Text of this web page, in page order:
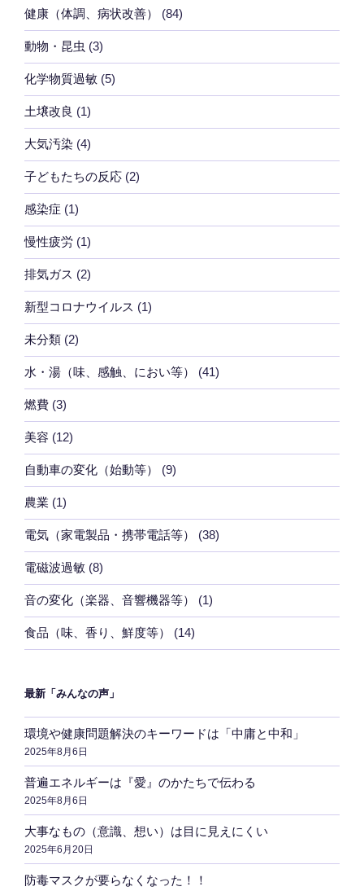
健康（体調、病状改善） (84)
動物・昆虫 (3)
化学物質過敏 (5)
土壌改良 (1)
大気汚染 (4)
子どもたちの反応 (2)
感染症 (1)
慢性疲労 (1)
排気ガス (2)
新型コロナウイルス (1)
未分類 (2)
水・湯（味、感触、におい等） (41)
燃費 (3)
美容 (12)
自動車の変化（始動等） (9)
農業 (1)
電気（家電製品・携帯電話等） (38)
電磁波過敏 (8)
音の変化（楽器、音響機器等） (1)
食品（味、香り、鮮度等） (14)
最新「みんなの声」
環境や健康問題解決のキーワードは「中庸と中和」
2025年8月6日
普遍エネルギーは『愛』のかたちで伝わる
2025年8月6日
大事なもの（意識、想い）は目に見えにくい
2025年6月20日
防毒マスクが要らなくなった！！